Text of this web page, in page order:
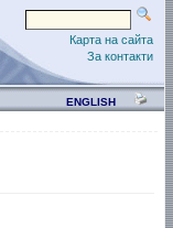
Карта на сайта
За контакти
ENGLISH